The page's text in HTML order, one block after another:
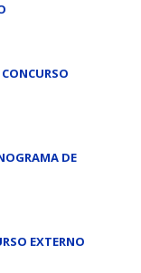
DE
EXTERNO